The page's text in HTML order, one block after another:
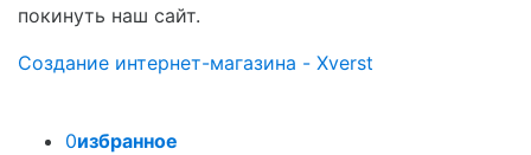
покинуть наш сайт.
Создание интернет-магазина - Xverst
0избранное